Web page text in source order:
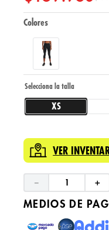
Colores
XS
VER
＋
－
MEDIOS DE